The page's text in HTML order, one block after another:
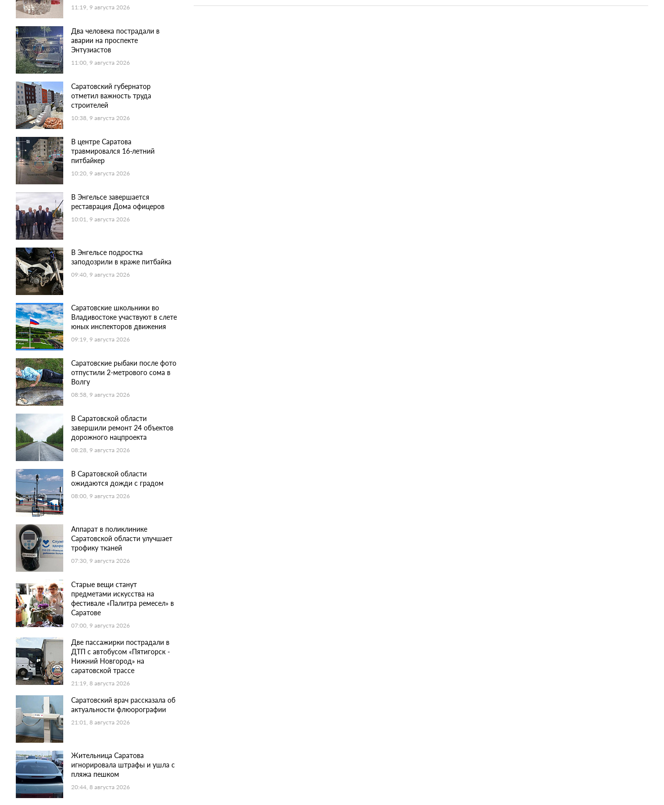
11:19, 9 августа 2026
Два человека пострадали в
аварии на проспекте
Энтузиастов
11:00, 9 августа 2026
Саратовский губернатор
отметил важность труда
строителей
10:38, 9 августа 2026
В центре Саратова
травмировался 16-летний
питбайкер
10:20, 9 августа 2026
В Энгельсе завершается
реставрация Дома офицеров
10:01, 9 августа 2026
В Энгельсе подростка
заподозрили в краже питбайка
09:40, 9 августа 2026
Саратовские школьники во
Владивостоке участвуют в слете
юных инспекторов движения
09:19, 9 августа 2026
Саратовские рыбаки после фото
отпустили 2-метрового сома в
Волгу
08:58, 9 августа 2026
В Саратовской области
завершили ремонт 24 объектов
дорожного нацпроекта
08:28, 9 августа 2026
В Саратовской области
ожидаются дожди с градом
08:00, 9 августа 2026
Аппарат в поликлинике
Саратовской области улучшает
трофику тканей
07:30, 9 августа 2026
Старые вещи станут
предметами искусства на
фестивале «Палитра ремесел» в
Саратове
07:00, 9 августа 2026
Две пассажирки пострадали в
ДТП с автобусом «Пятигорск -
Нижний Новгород» на
саратовской трассе
21:19, 8 августа 2026
Саратовский врач рассказала об
актуальности флюорографии
21:01, 8 августа 2026
Жительница Саратова
игнорировала штрафы и ушла с
пляжа пешком
20:44, 8 августа 2026